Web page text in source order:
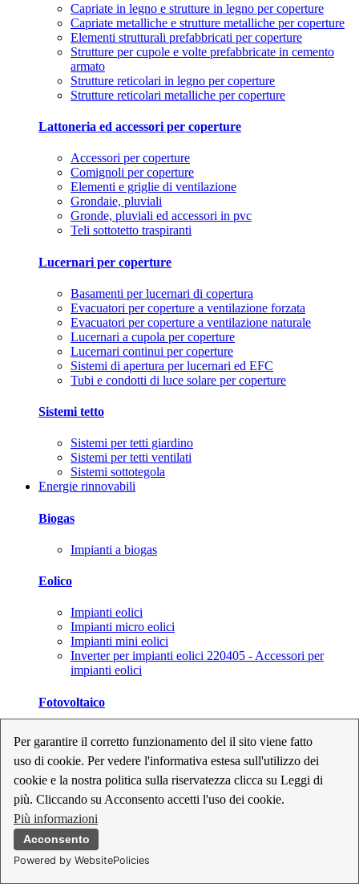
Per garantire il corretto funzionamento del il sito viene fatto
uso di cookie. Per vedere l'informativa estesa sull'utilizzo dei
cookie e la nostra politica sulla riservatezza clicca su Leggi di
più. Cliccando su Acconsento accetti l'uso dei cookie.
Più informazioni
Acconsento
Powered by WebsitePolicies
Capriate in legno e strutture in legno per coperture
Capriate metalliche e strutture metalliche per coperture
Elementi strutturali prefabbricati per coperture
Strutture per cupole e volte prefabbricate in cemento
armato
Strutture reticolari in legno per coperture
Strutture reticolari metalliche per coperture
Lattoneria ed accessori per coperture
Accessori per coperture
Comignoli per coperture
Elementi e griglie di ventilazione
Grondaie, pluviali
Gronde, pluviali ed accessori in pvc
Teli sottotetto traspiranti
Lucernari per coperture
Basamenti per lucernari di copertura
Evacuatori per coperture a ventilazione forzata
Evacuatori per coperture a ventilazione naturale
Lucernari a cupola per coperture
Lucernari continui per coperture
Sistemi di apertura per lucernari ed EFC
Tubi e condotti di luce solare per coperture
Sistemi tetto
Sistemi per tetti giardino
Sistemi per tetti ventilati
Sistemi sottotegola
Energie rinnovabili
Biogas
Impianti a biogas
Eolico
Impianti eolici
Impianti micro eolici
Impianti mini eolici
Inverter per impianti eolici 220405 - Accessori per
impianti eolici
Fotovoltaico
Inverter per impianti fotovoltaici
Kit per impianti fotovoltaici
Moduli fotovoltaici
Sistemi di monitoraggio per impianti fotovoltaici
Strumenti di collaudo e configurazione per impianti
fotovoltaici
Supporti per impianti fotovoltaici
Geotermia